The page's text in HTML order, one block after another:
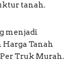
tanah.
menjadi
Tanah
Truk Murah.